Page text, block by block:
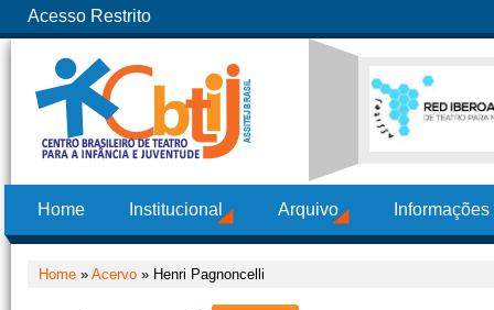
Acesso Restrito
Home Institucional Arquivo
Home » Acervo » Henri Pagnoncelli